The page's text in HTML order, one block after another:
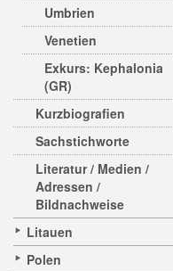
Umbrien
Venetien
Exkurs: Kephalonia
(GR)
Kurzbiografien
Sachstichworte
Literatur / Medien /
Adressen /
Bildnachweise
Litauen
Polen